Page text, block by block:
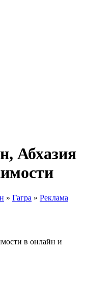
Абхазия
» Гагра » Реклама
в онлайн и